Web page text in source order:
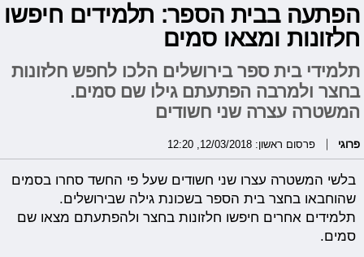
הפתעה בבית הספר: תלמידים חיפשו
חלזונות ומצאו סמים
תלמידי בית ספר בירושלים הלכו לחפש חלזונות
בחצר ולמרבה הפתעתם גילו שם סמים.
המשטרה עצרה שני חשודים
פרוגי פרסום ראשון: 12/03/2018, 12:20
בלשי המשטרה עצרו שני חשודים שעל פי החשד סחרו בסמים
שהוחבאו בחצר בית הספר בשכונת גילה שבירושלים.
תלמידים אחרים חיפשו חלזונות בחצר ולהפתעתם מצאו שם
סמים.